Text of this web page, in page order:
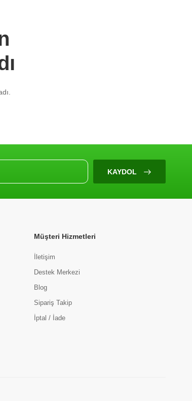
KAYDOL
Müşteri Hizmetleri
İletişim
Destek Merkezi
Blog
Sipariş Takip
İptal / İade